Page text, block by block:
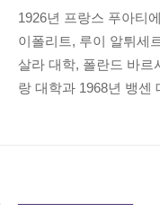
1926년 프랑스 푸아티
이폴리트, 루이 알튀세
살라 대학, 폴란드 바르
랑 대학과 1968년 뱅센